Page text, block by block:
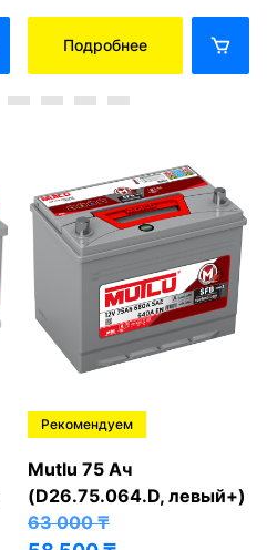
Подробнее
Рекомендуем
Mutlu 75 Ач
(D26.75.064.D, левый+)
63 000₸